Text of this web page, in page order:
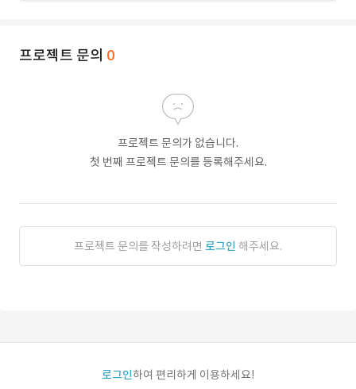
프로젝트 문의 0
프로젝트 문의가 없습니다.
첫 번째 프로젝트 문의를 등록해주세요.
프로젝트 문의를 작성하려면 로그인 해주세요.
로그인하여 편리하게 이용하세요!